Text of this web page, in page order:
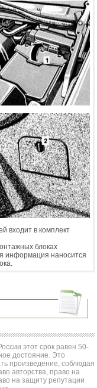
входит в комплект
блоках
информация наносится
этот срок равен 50-
достояние. Это
произведение, соблюдая
авторства, право на
на защиту репутации